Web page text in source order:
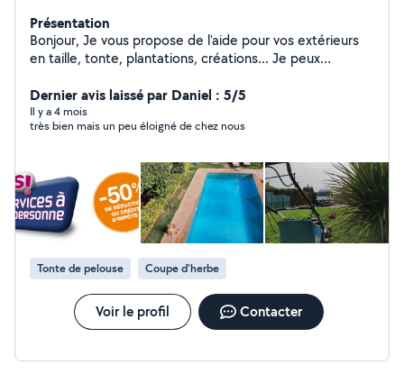
Présentation
Bonjour, Je vous propose de l'aide pour vos extérieurs
en taille, tonte, plantations, créations... Je peux
garages . A bientôt
Dernier avis laissé par Daniel : 5/5
Il y a 4 mois
très bien mais un peu éloigné de chez nous
Tonte de pelouse Coupe d'herbe
Voir le profil Contacter